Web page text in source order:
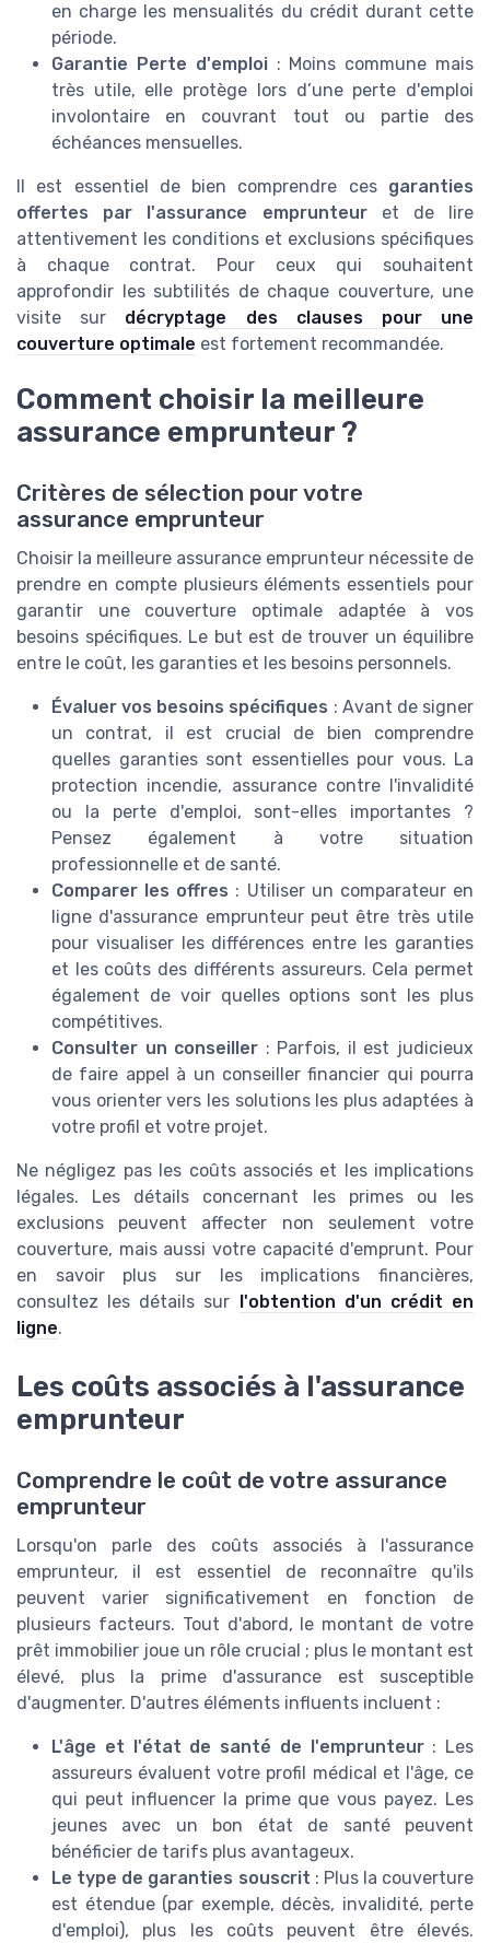
en charge les mensualités du crédit durant cette
période.
Garantie Perte d'emploi: Moins commune mais
très utile, elle protège lors d’une perte d'emploi
involontaire en couvrant tout ou partie des
échéances mensuelles.
Il est essentiel de bien comprendre ces garanties
offertes par l'assurance emprunteuret de lire
attentivement les conditions et exclusions spécifiques
à chaque contrat. Pour ceux qui souhaitent
approfondir les subtilités de chaque couverture, une
visite sur décryptage des clauses pour une
couverture optimale est fortement recommandée.
Comment choisir la meilleure
assurance emprunteur ?
Critères de sélection pour votre
assurance emprunteur
Choisir la meilleure assurance emprunteur nécessite de
prendre en compte plusieurs éléments essentiels pour
garantir une couverture optimale adaptée à vos
besoins spécifiques. Le but est de trouver un équilibre
entre le coût, les garanties et les besoins personnels.
Évaluer vos besoins spécifiques : Avant de signer
un contrat, il est crucial de bien comprendre
quelles garanties sont essentielles pour vous. La
protection incendie, assurance contre l'invalidité
ou la perte d'emploi, sont-elles importantes ?
Pensez également à votre situation
professionnelle et de santé.
Comparer les offres : Utiliser un comparateur en
ligne d'assurance emprunteur peut être très utile
pour visualiser les différences entre les garanties
et les coûts des différents assureurs. Cela permet
également de voir quelles options sont les plus
compétitives.
Consulter un conseiller : Parfois, il est judicieux
de faire appel à un conseiller financier qui pourra
vous orienter vers les solutions les plus adaptées à
votre profil et votre projet.
Ne négligez pas les coûts associés et les implications
légales. Les détails concernant les primes ou les
exclusions peuvent affecter non seulement votre
couverture, mais aussi votre capacité d'emprunt. Pour
en savoir plus sur les implications financières,
consultez les détails sur l'obtention d'un crédit en
ligne.
Les coûts associés à l'assurance
emprunteur
Comprendre le coût de votre assurance
emprunteur
Lorsqu'on parle des coûts associés à l'assurance
emprunteur, il est essentiel de reconnaître qu'ils
peuvent varier significativement en fonction de
plusieurs facteurs. Tout d'abord, le montant de votre
prêt immobilier joue un rôle crucial ; plus le montant est
élevé, plus la prime d'assurance est susceptible
d'augmenter. D'autres éléments influents incluent :
L'âge et l'état de santé de l'emprunteur: Les
assureurs évaluent votre profil médical et l'âge, ce
qui peut influencer la prime que vous payez. Les
jeunes avec un bon état de santé peuvent
bénéficier de tarifs plus avantageux.
Le type de garanties souscrit : Plus la couverture
est étendue (par exemple, décès, invalidité, perte
d'emploi), plus les coûts peuvent être élevés.